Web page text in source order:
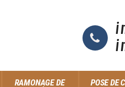
RAMONAGE DE
POSE DE